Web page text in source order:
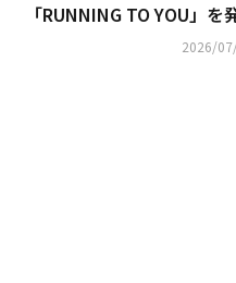
「RUNNING TO YOU」を
日本の街で撮影したMVに
2026/